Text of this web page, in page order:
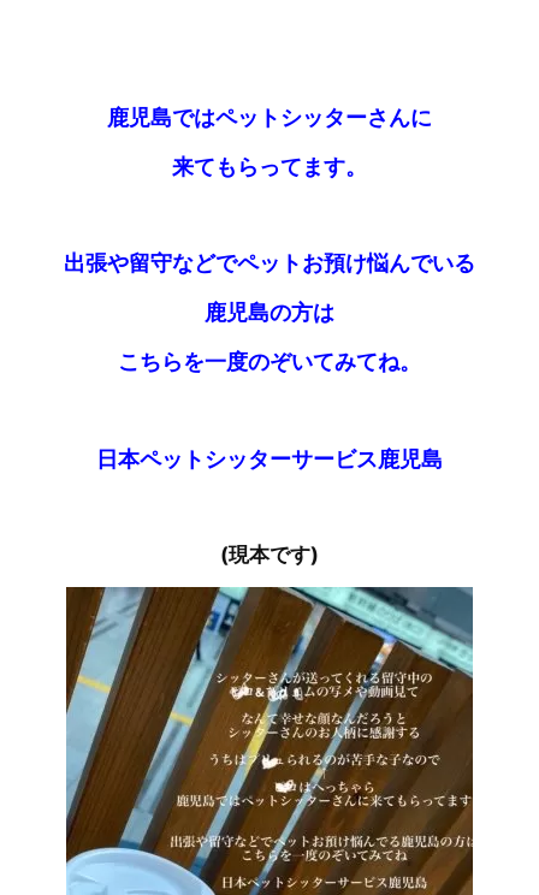
鹿児島ではペットシッターさんに
来てもらってます。
出張や留守などでペットお預け悩んでいる
鹿児島の方は
こちらを一度のぞいてみてね。
日本ペットシッターサービス鹿児島
(現本です)